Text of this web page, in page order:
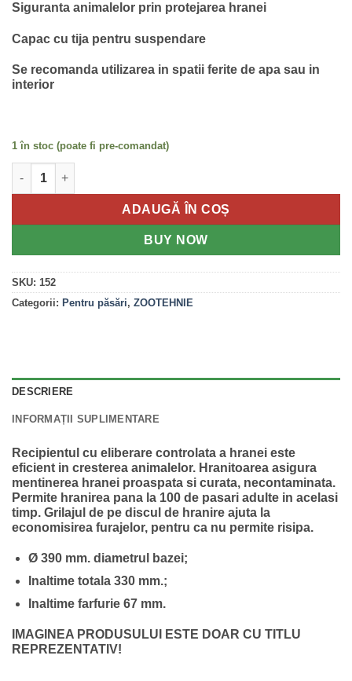
Siguranta animalelor prin protejarea hranei
Capac cu tija pentru suspendare
Se recomanda utilizarea in spatii ferite de apa sau in
interior
1 în stoc (poate fi pre-comandat)
ADAUGĂ ÎN COȘ
BUY NOW
SKU: 152
Categorii: Pentru păsări, ZOOTEHNIE
DESCRIERE
INFORMAȚII SUPLIMENTARE
Recipientul cu eliberare controlata a hranei este
eficient in cresterea animalelor. Hranitoarea asigura
mentinerea hranei proaspata si curata, necontaminata.
Permite hranirea pana la 100 de pasari adulte in acelasi
timp. Grilajul de pe discul de hranire ajuta la
economisirea furajelor, pentru ca nu permite risipa.
Ø 390 mm. diametrul bazei;
Inaltime totala 330 mm.;
Inaltime farfurie 67 mm.
IMAGINEA PRODUSULUI ESTE DOAR CU TITLU
REPREZENTATIV!